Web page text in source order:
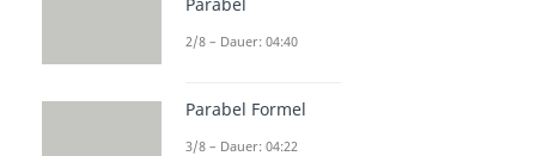
2/8 – Dauer: 04:40
Parabel Formel
3/8 – Dauer: 04:22